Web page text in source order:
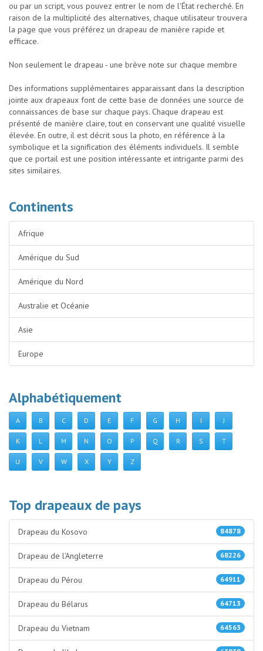
ou par un script, vous pouvez entrer le nom de l'État recherché. En
raison de la multiplicité des alternatives, chaque utilisateur trouvera
la page que vous préférez un drapeau de manière rapide et
efficace.
Non seulement le drapeau - une brève note sur chaque membre
Des informations supplémentaires apparaissant dans la description
jointe aux drapeaux font de cette base de données une source de
connaissances de base sur chaque pays. Chaque drapeau est
présenté de manière claire, tout en conservant une qualité visuelle
élevée. En outre, il est décrit sous la photo, en référence à la
symbolique et la signification des éléments individuels. Il semble
que ce portail est une position intéressante et intrigante parmi des
sites similaires.
Continents
Afrique
Amérique du Sud
Amérique du Nord
Australie et Océanie
Asie
Europe
Alphabétiquement
A B C D E F G H I J
K L M N O P Q R S T
U V W X Y Z
Top drapeaux de pays
84878
Drapeau du Kosovo
68226
Drapeau de l’Angleterre
64911
Drapeau du Pérou
64713
Drapeau du Bélarus
64563
Drapeau du Vietnam